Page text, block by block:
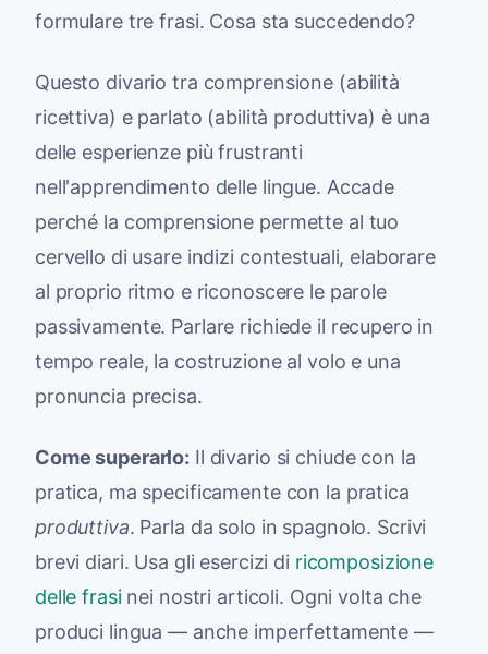
formulare tre frasi. Cosa sta succedendo?
Questo divario tra comprensione (abilità
ricettiva) e parlato (abilità produttiva) è una
delle esperienze più frustranti
nell'apprendimento delle lingue. Accade
perché la comprensione permette al tuo
cervello di usare indizi contestuali, elaborare
al proprio ritmo e riconoscere le parole
passivamente. Parlare richiede il recupero in
tempo reale, la costruzione al volo e una
pronuncia precisa.
Come superarlo: Il divario si chiude con la
pratica, ma specificamente con la pratica
produttiva. Parla da solo in spagnolo. Scrivi
brevi diari. Usa gli esercizi di ricomposizione
delle frasinei nostri articoli. Ogni volta che
produci lingua — anche imperfettamente —